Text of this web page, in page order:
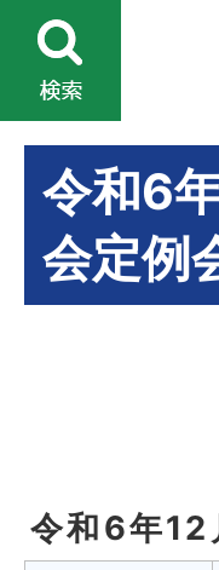
令和6
会定例
令和6年12